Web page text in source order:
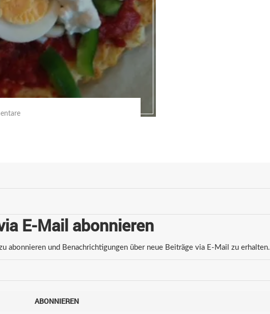
E-Mail abonnieren
abonnieren und Benachrichtigungen über neue Beiträge via E-Mail zu erhalten.
ABONNIEREN